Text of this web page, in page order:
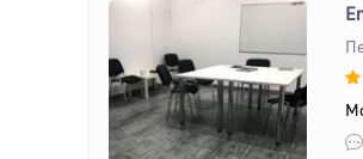
Назад Вперед